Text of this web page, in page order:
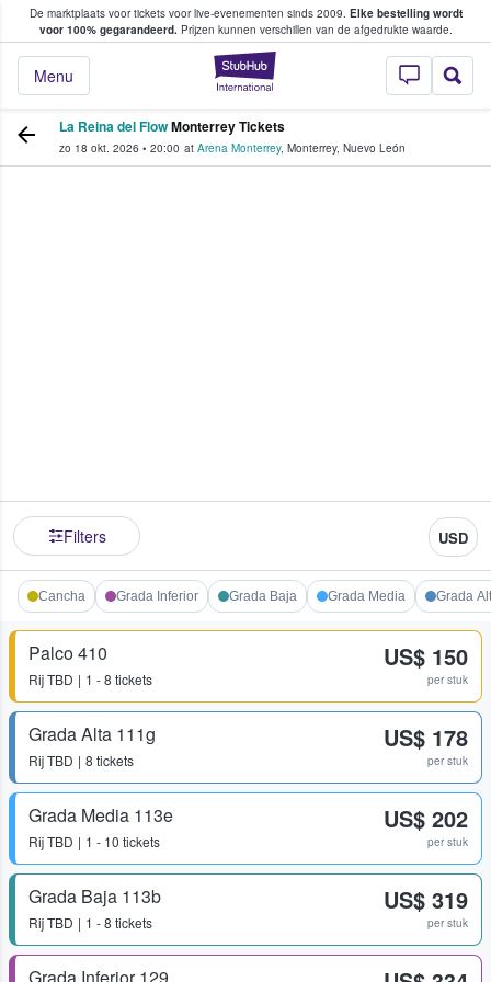
De marktplaats voor tickets voor live-evenementen sinds 2009. Elke bestelling wordt
voor 100% gegarandeerd.Prijzen kunnen verschillen van de afgedrukte waarde.
StubHub: waar
Menu
tickets kopen en verkopen
La Reina del FlowMonterrey Tickets
zo 18 okt. 2026 • 20:00 at Arena Monterrey, Monterrey, Nuevo León
Filters USD
Cancha Grada Inferior Grada Baja Grada Media Grada
Palco 410
RijTBD 1 - 8 tickets
US$ 150
per stuk
Grada Alta 111g
RijTBD 8 tickets
US$ 178
per stuk
Grada Media 113e
RijTBD 1 - 10 tickets
US$ 202
per stuk
Grada Baja 113b
RijTBD 1 - 8 tickets
US$ 319
per stuk